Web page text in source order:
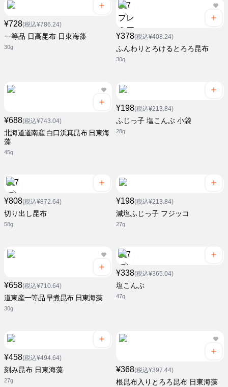
¥728(税込¥786.24)
一等品 日高昆布 日東海藻
30g
¥378(税込¥408.24)
ふんわりとろけるとろろ昆布
30g
¥688(税込¥743.04)
北海道道南産 白口浜真昆布 日東海
藻
45g
¥198(税込¥213.84)
ふじっ子 塩こんぶ 小袋
28g
¥808(税込¥872.64)
切り出し昆布
58g
¥198(税込¥213.84)
減塩ふじっ子 フジッコ
27g
¥658(税込¥710.64)
道東産一等品 早煮昆布 日東海藻
30g
¥338(税込¥365.04)
塩こんぶ
47g
¥458(税込¥494.64)
刻み昆布 日東海藻
27g
¥368(税込¥397.44)
根昆布入りとろろ昆布 日東海藻